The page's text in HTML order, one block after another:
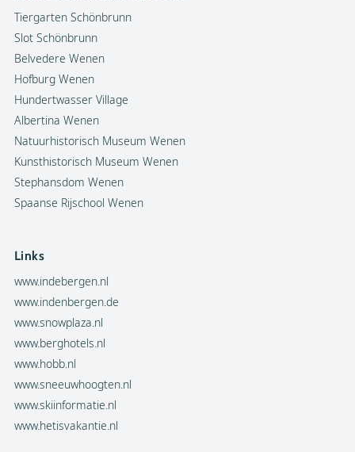
Tiergarten Schönbrunn
Slot Schönbrunn
Belvedere Wenen
Hofburg Wenen
Hundertwasser Village
Albertina Wenen
Natuurhistorisch Museum Wenen
Kunsthistorisch Museum Wenen
Stephansdom Wenen
Spaanse Rijschool Wenen
Links
www.indebergen.nl
www.indenbergen.de
www.snowplaza.nl
www.berghotels.nl
www.hobb.nl
www.sneeuwhoogten.nl
www.skiinformatie.nl
www.hetisvakantie.nl